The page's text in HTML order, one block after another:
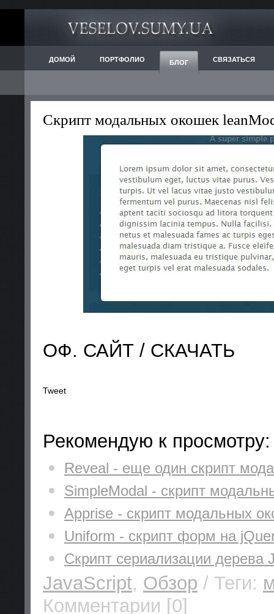
ДОМОЙ ПОРТФОЛИО БЛОГ СВЯЗАТЬСЯ
Скрипт модальных окошек
ОФ. САЙТ / СКАЧАТЬ
Tweet
Рекомендую к просмотру:
Reveal - еще один скрипт
SimpleModal - скрипт
Apprise - скрипт модальных
Uniform - скрипт форм на
Скрипт сериализации дерева
JavaScript, Обзор / Теги:
Комментарии [0]